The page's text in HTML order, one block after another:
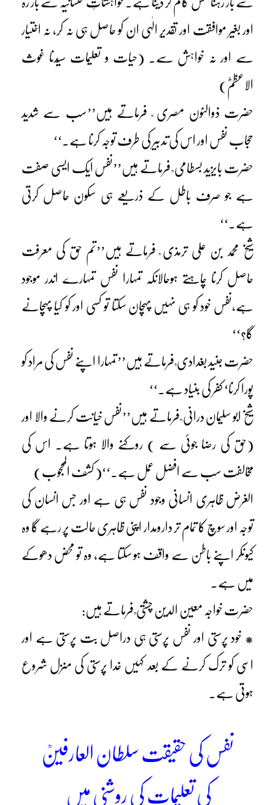
اور بغیر موافقت اور تقدیرِ الٰہی ان کو حاصل ہی نہ کر، نہ اختیار
سے اور نہ خواہش سے۔ (حیات و تعلیمات سیّدنا غوث
الاعظمؓ)
حضرت ذوالنون مصری ؒ فرماتے ہیں’’سب سے شدید
حجاب نفس اور اس کی تدبیر کی طرف توجہ کرنا ہے۔‘‘
حضرت بایزید بسطامی ؒ فرماتے ہیں’’نفس ایک ایسی صفت
ہے جو صرف باطل کے ذریعے ہی سکون حاصل کرتی
ہے۔‘‘
شیخ محمد بن علی ترمذی ؒ فرماتے ہیں’’تم حق کی معرفت
حاصل کرنا چاہتے ہوحالانکہ تمہارا نفس تمہارے اندر موجود
ہے،نفس خود کو ہی نہیں پہچان سکتا تو کسی اور کو کیا پہچانے
گا؟‘‘
حضرت جنید بغدادی ؒ فرماتے ہیں’’تمہارا اپنے نفس کی مراد کو
پورا کرنا‘ کفر کی بنیاد ہے۔‘‘
شیخ ابو سلیمان درانی ؒ فرماتے ہیں’’نفس خیانت کرنے والا اور
(حق کی رضا جوئی سے ) روکنے والا ہوتا ہے۔ اس کی
مخالفت سب سے افضل عمل ہے۔‘‘( کشف المحجوب)
الغرض ظاہری انسانی وجود نفس ہی ہے اور جس انسان کی
توجہ اور سوچ کا تمام تر دارومدار اپنی ظاہری حالت پر رہے گا وہ
کیونکر اپنے باطن سے واقف ہو سکتا ہے، وہ تو محض دھوکے
میں ہے۔
حضرت خواجہ معین الدین چشتی ؒ فرماتے ہیں:
* خود پرستی اور نفس پرستی ہی دراصل بت پرستی ہے اور
اسی کو ترک کرنے کے بعد کہیں خدا پرستی کی منزل شروع
ہوتی ہے۔
نفس کی حقیقت سلطان العارفینؒ
کی تعلیمات کی روشنی میں